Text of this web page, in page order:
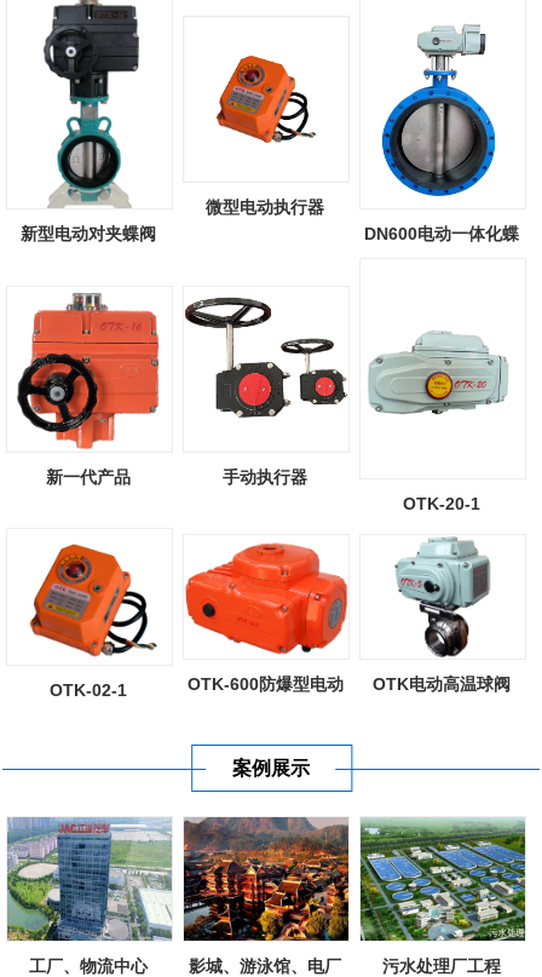
新型电动对夹蝶阀
微型电动执行器
DN600电动一体化蝶
新一代产品
手动执行器
OTK-20-1
OTK-02-1
OTK-600防爆型电动
OTK电动高温球阀
案例展示
工厂、物流中心 影城、游泳馆、电厂 污水处理厂工程